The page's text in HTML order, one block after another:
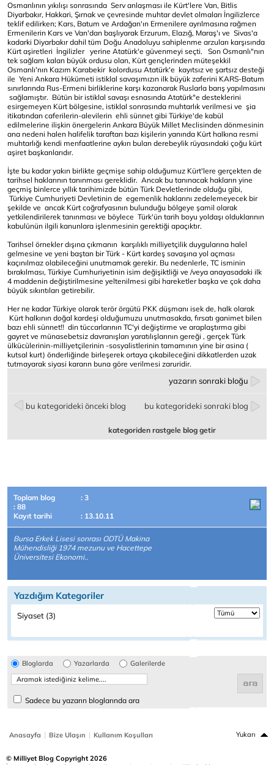
Osmanlının yıkılışı sonrasında Serv anlaşması ile Kürt'lere Van, Bitlis
Diyarbakır, Hakkari, Şırnak ve çevresinde muhtar devlet olmaları İngilizlerce
teklif edilirken; Kars, Batum ve Ardağan'ın Ermenilere ayrılmasına rağmen
Ermenilerin Kars ve Van'dan başlıyarak Erzurum, Elazığ, Maraş'ı ve Sivas'a
kadarki Diyarbakır dahil tüm Doğu Anadoluyu sahiplenme arzuları karşısında
Kürt aşiretleri İngilizler yerine Atatürk'e güvenmeyi seçti. Son Osmanlı"nın
tek sağlam kalan büyük ordusu olan, Kürt gençlerinden müteşekkil
Osmanlı'nın Kazım Karabekir kolordusu Atatürk'e kayıtsız ve şartsız desteği
ile Yeni Ankara Hükümeti istiklal savaşımızın ilk büyük zaferini KARS-Batum
sınırlarında Rus-Ermeni birliklerine karşı kazanarak Ruslarla barış yapılmasını
sağlamıştır. Bütün bir istiklal savaşı esnasında Atatürk"e desteklerini
esirgemeyen Kürt bölgesine, istiklal sonrasında muhtarlık verilmesi ve şia
itikatından caferilerin-alevilerin ehli sünnet gibi Türkiye'de kabül
edilmelerine ilişkin önergelerin Ankara Büyük Millet Meclisinden dönmesinin
ana nedeni halen halifelik taraftarı bazı kişilerin yanında Kürt halkına resmi
muhtarlığı kendi menfaatlerine aykırı bulan derebeylik rüyasındaki çoğu kürt
aşiret başkanlarıdır.
İşte bu kadar yakın birlikte geçmişe sahip olduğumuz Kürt'lere gerçekten de
tarihsel haklarının tanınması gereklidir. Ancak bu tanınacak hakların yine
geçmiş binlerce yıllık tarihimizde bütün Türk Devletlerinde olduğu gibi,
Türkiye Cumhuriyeti Devletinin de egemenlik haklarını zedelemeyecek bir
şekilde ve ancak Kürt coğrafyasının bulunduğu bölgeye şamil olarak
yetkilendirilerek tanınması ve böylece Türk'ün tarih boyu yoldaşı olduklarının
kabulünün ilgili kanunlara işlenmesinin gerektiği apaçıktır.
Tarihsel örnekler dışına çıkmanın karşılıklı milliyetçilik duygularına halel
gelmesine ve yeni baştan bir Türk - Kürt kardeş savaşına yol açması
kaçınılmaz olabileceğini unutmamak gerekir. Bu nedenlerle, TC isminin
bırakılması, Türkiye Cumhuriyetinin isim değişiktliği ve /veya anayasadaki ilk
4 maddenin değiştirilmesine yeltenilmesi gibi hareketler başka ve çok daha
büyük sıkıntıları getirebilir.
Her ne kadar Türkiye olarak terör örgütü PKK düşmanı isek de, halk olarak
Kürt halkının doğal kardeşi olduğumuzu unutmasakda, fırsatı ganimet bilen
bazı ehli sünnet!! din tüccarlarının TC'yi değiştirme ve araplaştırma gibi
gayret ve münasebetsiz davranışları yaratılışlarının gereği , gerçek Türk
ülkücülerinin-milliyetçilerinin -sosyalistlerinin tamamının yine bir asina (
kutsal kurt) önderliğinde birleşerek ortaya çıkabileceğini dikkatlerden uzak
tutmayarak siyasi kararın buna göre verilmesi zaruridir.
yazarın sonraki bloğu
bu kategorideki önceki blog bu kategorideki sonraki blog
kategoriden rastgele blog getir
Toplam blog
: 3
: 88
Kayıt tarihi
: 13.10.11
Bursa Erkek Lisesi sonrası ODTÜ Makina
Mühendisliği 1974 mezunu ve Hacettepe
Üniversitesi Ekonomi..
Yazdığım Kategoriler
Siyaset (3)
Bloglarda Yazarlarda Galerilerde
Sadece bu yazarın bloglarında ara
Anasayfa | Bize Ulaşın | Kullanım Koşulları Yukarı
© Milliyet Blog Copyright 2026